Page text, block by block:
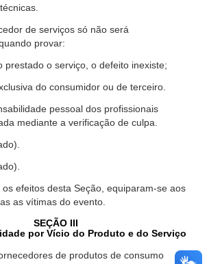
de serviços só não será
provar:
prestado o serviço, o defeito inexiste;
do consumidor ou de terceiro.
pessoal dos profissionais
mediante a verificação de culpa.
os efeitos desta Seção, equiparam-se aos
as vítimas do evento.
SEÇÃO III
por Vício do Produto e do Serviço
de produtos de consumo